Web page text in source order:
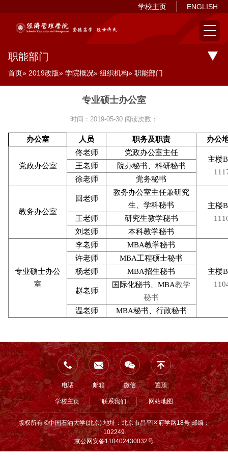
ENGLISH
学校主页
职能部门
首页» 2019改版» 学院概况» 组织机构» 职能部门
专业硕士办公室
时间：2019-05-30 阅读次数：
办公室 人员 职务及职责 办公
党政办公室
佟老师
党政办公室主任
主楼B
王老师
院办秘书、科研秘书
徐老师
党务秘书
教务办公室
回老师
教务办公室主任兼研究
生、学科秘书
主楼B
王老师
研究生教学秘书
刘老师
本科教学秘书
专业硕士办公
室
李老师 MBA教学秘书
主楼B
许老师 MBA工程硕士秘书
杨老师
MBA招生秘书
赵老师
国际化秘书、MBA教学
秘书
温老师
MBA秘书、行政秘书
电话 邮箱 微信 置顶
学校主页 联系我们 网站地图
版权所有 ©中国石油大学(北京) 地址：北京市昌平区府学路18号 邮编：
102249
京公网安备110402430032号